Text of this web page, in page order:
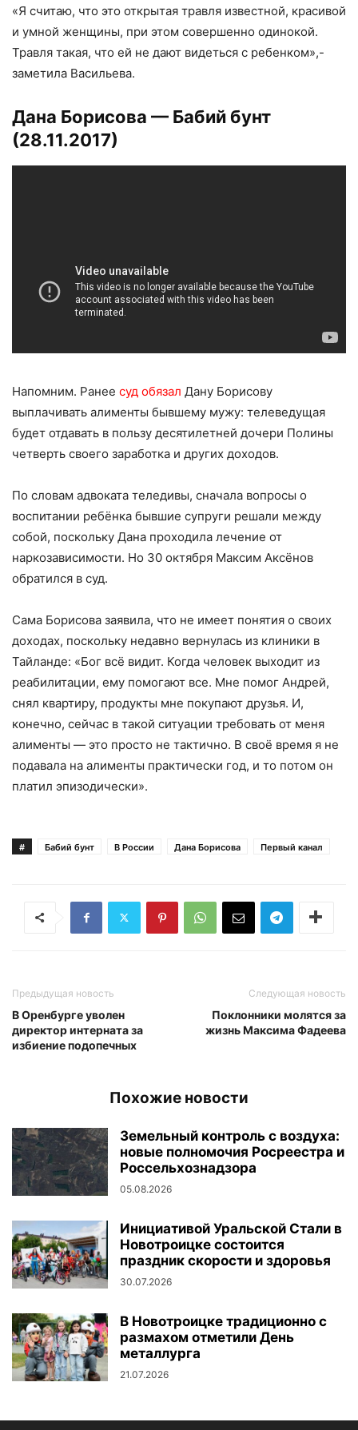
«Я считаю, что это открытая травля известной, красивой
и умной женщины, при этом совершенно одинокой.
Травля такая, что ей не дают видеться с ребенком»,-
заметила Васильева.
Дана Борисова — Бабий бунт
(28.11.2017)
Напомним. Ранее суд обязал Дану Борисову
выплачивать алименты бывшему мужу: телеведущая
будет отдавать в пользу десятилетней дочери Полины
четверть своего заработка и других доходов.
По словам адвоката теледивы, сначала вопросы о
воспитании ребёнка бывшие супруги решали между
собой, поскольку Дана проходила лечение от
наркозависимости. Но 30 октября Максим Аксёнов
обратился в суд.
Сама Борисова заявила, что не имеет понятия о своих
доходах, поскольку недавно вернулась из клиники в
Тайланде: «Бог всё видит. Когда человек выходит из
реабилитации, ему помогают все. Мне помог Андрей,
снял квартиру, продукты мне покупают друзья. И,
конечно, сейчас в такой ситуации требовать от меня
алименты — это просто не тактично. В своё время я не
подавала на алименты практически год, и то потом он
платил эпизодически».
# Бабий бунт В России Дана Борисова Первый канал
Предыдущая новость
В Оренбурге уволен
директор интерната за
избиение подопечных
Следующая новость
Поклонники молятся за
жизнь Максима Фадеева
Похожие новости
Земельный контроль с воздуха:
новые полномочия Росреестра и
Россельхознадзора
05.08.2026
Инициативой Уральской Стали в
Новотроицке состоится
праздник скорости и здоровья
30.07.2026
В Новотроицке традиционно с
размахом отметили День
металлурга
21.07.2026